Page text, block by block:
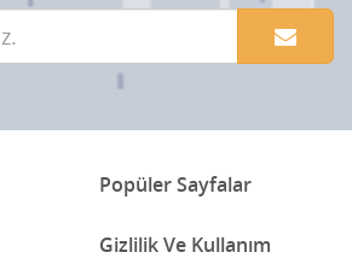
Popüler Sayfalar
Gizlilik Ve Kullanım